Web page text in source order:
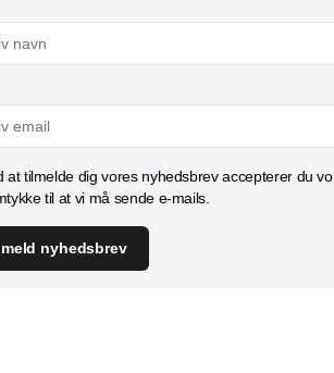
at tilmelde dig vores nyhedsbrev accepterer du
til at vi må sende e-mails.
nyhedsbrev